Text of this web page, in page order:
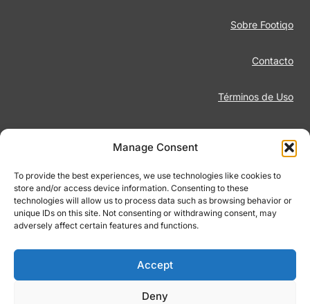
Manage Consent
To provide the best experiences, we use technologies like cookies to
store and/or access device information. Consenting to these
technologies will allow us to process data such as browsing behavior or
unique IDs on this site. Not consenting or withdrawing consent, may
adversely affect certain features and functions.
Accept
Deny
Sobre Footiqo
Contacto
Términos de Uso
Aviso Legal
Juego Responsable